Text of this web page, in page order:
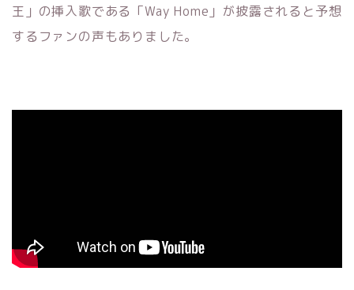
王」の挿入歌である「Way Home」が披露されると予想
するファンの声もありました。